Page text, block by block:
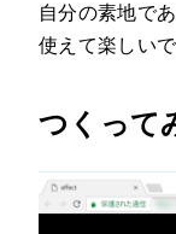
自分の素地で
使えて楽しいで
つくって